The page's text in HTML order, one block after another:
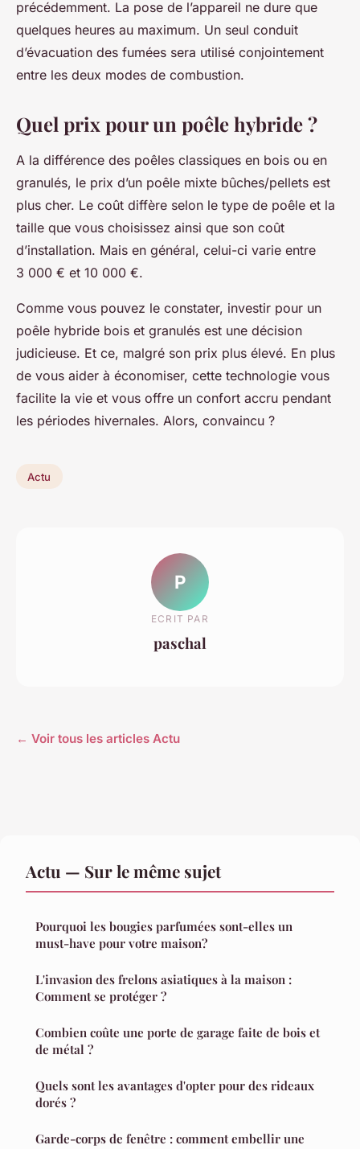
précédemment. La pose de l’appareil ne dure que
quelques heures au maximum. Un seul conduit
d’évacuation des fumées sera utilisé conjointement
entre les deux modes de combustion.
Quel prix pour un poêle hybride ?
A la différence des poêles classiques en bois ou en
granulés, le prix d’un poêle mixte bûches/pellets est
plus cher. Le coût diffère selon le type de poêle et la
taille que vous choisissez ainsi que son coût
d’installation. Mais en général, celui-ci varie entre
3 000 € et 10 000 €.
Comme vous pouvez le constater, investir pour un
poêle hybride bois et granulés est une décision
judicieuse. Et ce, malgré son prix plus élevé. En plus
de vous aider à économiser, cette technologie vous
facilite la vie et vous offre un confort accru pendant
les périodes hivernales. Alors, convaincu ?
Actu
P
ECRIT PAR
paschal
← Voir tous les articles Actu
Actu — Sur le même sujet
Pourquoi les bougies parfumées sont-elles un
must-have pour votre maison?
L'invasion des frelons asiatiques à la maison :
Comment se protéger ?
Combien coûte une porte de garage faite de bois et
de métal ?
Quels sont les avantages d'opter pour des rideaux
dorés ?
Garde-corps de fenêtre : comment embellir une